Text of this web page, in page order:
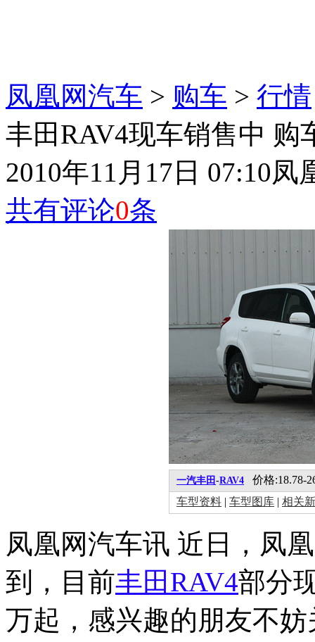
凤凰网汽车 > 购车 > 行情
丰田RAV4现车销售中 购
2010年11月17日 07:10凤
共有评论0条
一汽丰田 -RAV4 价格:18.78-
车型资料 | 车型图库 | 相关
凤凰网汽车讯 近日，凤
到，目前丰田 RAV4部分
万起，感兴趣的朋友不